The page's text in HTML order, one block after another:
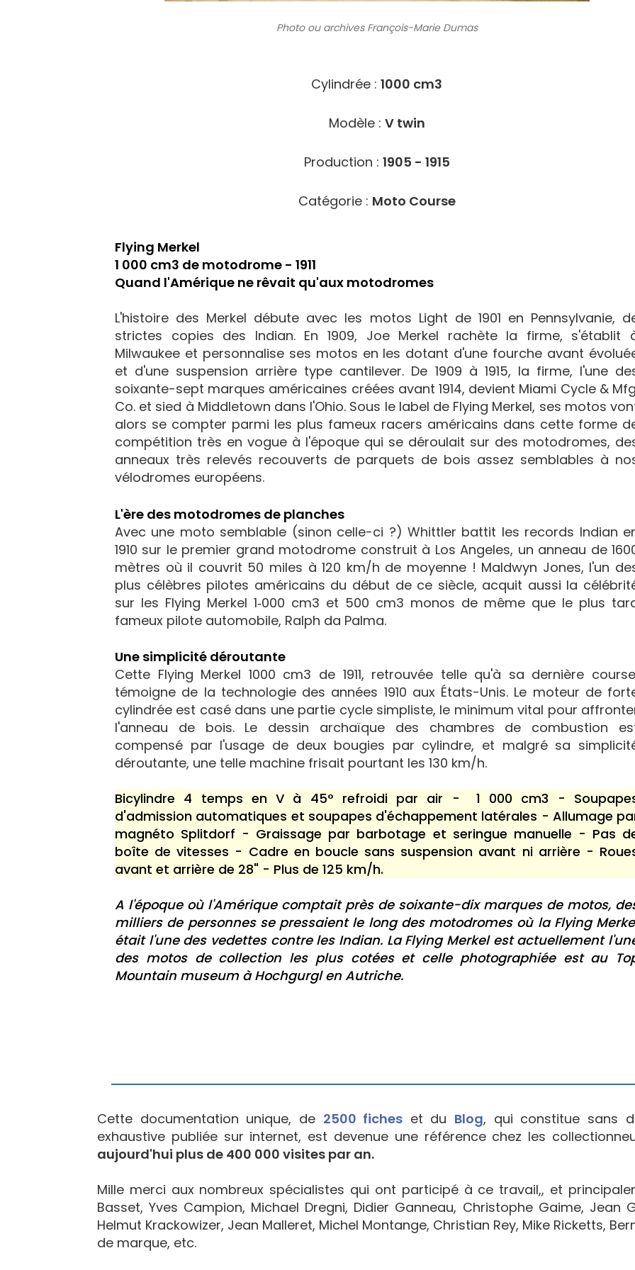
Photo ou archivesFrançois-Marie Dumas
Cylindrée : 1000 cm3
Modèle : V twin
Production : 1905 - 1915
Catégorie : Moto Course
Flying Merkel
1 000 cm3 de motodrome - 1911
Quand l'Amérique ne rêvait qu'aux motodromes
L'histoire des Merkel débute avec les motos Light de 1901 en Pennsylvanie,
strictes copies des Indian. En 1909, Joe Merkel rachète la firme, s'établit
Milwaukee et personnalise ses motos en les dotant d'une fourche avant
et d'une suspension arrière type cantilever. De 1909 à 1915, la firme, l'une
soixante-sept marques américaines créées avant 1914, devient Miami Cycle &
Co. et sied à Middletown dans l'Ohio. Sous le label de Flying Merkel, ses motos
alors se compter parmi les plus fameux racers américains dans cette forme
compétition très en vogue à l'époque qui se déroulait sur des motodromes,
anneaux très relevés recouverts de parquets de bois assez semblables à
vélodromes européens.
L'ère des motodromes de planches
Avec une moto semblable (sinon celle-ci ?) Whittler battit les records Indian
1910 sur le premier grand motodrome construit à Los Angeles, un anneau de
mètres où il couvrit 50 miles à 120 km/h de moyenne ! Maldwyn Jones, l'un
plus célèbres pilotes américains du début de ce siècle, acquit aussi la
sur les Flying Merkel 1‑000 cm3 et 500 cm3 monos de même que le plus
fameux pilote automobile, Ralph da Palma.
Une simplicité déroutante
Cette Flying Merkel 1000 cm3 de 1911, retrouvée telle qu'à sa dernière
témoigne de la technologie des années 1910 aux États-Unis. Le moteur de
cylindrée est casé dans une partie cycle simpliste, le minimum vital pour
l'anneau de bois. Le dessin archaïque des chambres de combustion
compensé par l'usage de deux bougies par cylindre, et malgré sa
déroutante, une telle machine frisait pourtant les 130 km/h.
Bicylindre 4 temps en V à 45° refroidi par air - 1 000 cm3 -
d'admission automatiques et soupapes d'échappement latérales - Allumage
magnéto Splitdorf - Graissage par barbotage et seringue manuelle - Pas
boîte de vitesses - Cadre en boucle sans suspension avant ni arrière -
avant et arrière de 28" - Plus de 125 km/h.
A l'époque où l'Amérique comptait près de soixante-dix marques de motos,
milliers de personnes se pressaient le long des motodromes où la Flying
était l'une des vedettes contre les Indian. La Flying Merkel est actuellement
des motos de collection les plus cotées et celle photographiée est au
Mountain museum à Hochgurgl en Autriche.
Cette documentation unique, de 2500 fiches et du Blog, qui constitue sans
exhaustive publiée sur internet, est devenue une référence chez les
aujourd'hui plus de 400 000 visites par an.
Mille merci aux nombreux spécialistes qui ont participé à ce travail,, et
Basset, Yves Campion, Michael Dregni, Didier Ganneau, Christophe Gaime, Jean
Helmut Krackowizer, Jean Malleret, Michel Montange, Christian Rey, Mike Ricketts,
de marque, etc.